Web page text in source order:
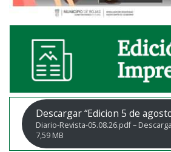
Descargar “Edicion 5 de
Diario-Revista-05.08.26.pdf –
7,59 MB